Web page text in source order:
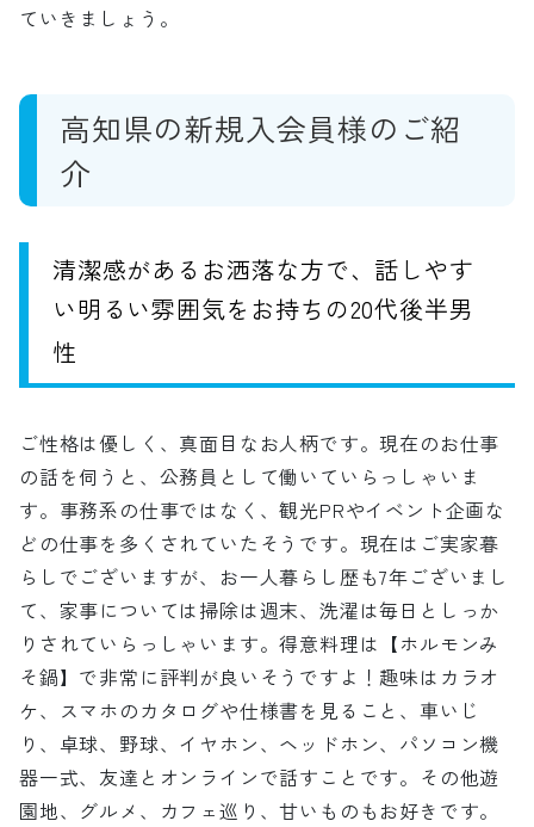
ていきましょう。
高知県の新規入会員様のご紹
介
清潔感があるお洒落な方で、話しやす
い明るい雰囲気をお持ちの20代後半男
性
ご性格は優しく、真面目なお人柄です。現在のお仕事
の話を伺うと、公務員として働いていらっしゃいま
す。事務系の仕事ではなく、観光PRやイベント企画な
どの仕事を多くされていたそうです。現在はご実家暮
らしでございますが、お一人暮らし歴も7年ございまし
て、家事については掃除は週末、洗濯は毎日としっか
りされていらっしゃいます。得意料理は【ホルモンみ
そ鍋】で非常に評判が良いそうですよ！趣味はカラオ
ケ、スマホのカタログや仕様書を見ること、車いじ
り、卓球、野球、イヤホン、ヘッドホン、パソコン機
器一式、友達とオンラインで話すことです。その他遊
園地、グルメ、カフェ巡り、甘いものもお好きです。